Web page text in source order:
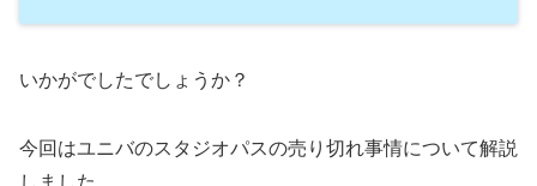
いかがでしたでしょうか？
今回はユニバのスタジオパスの売り切れ事情について解説
しました。